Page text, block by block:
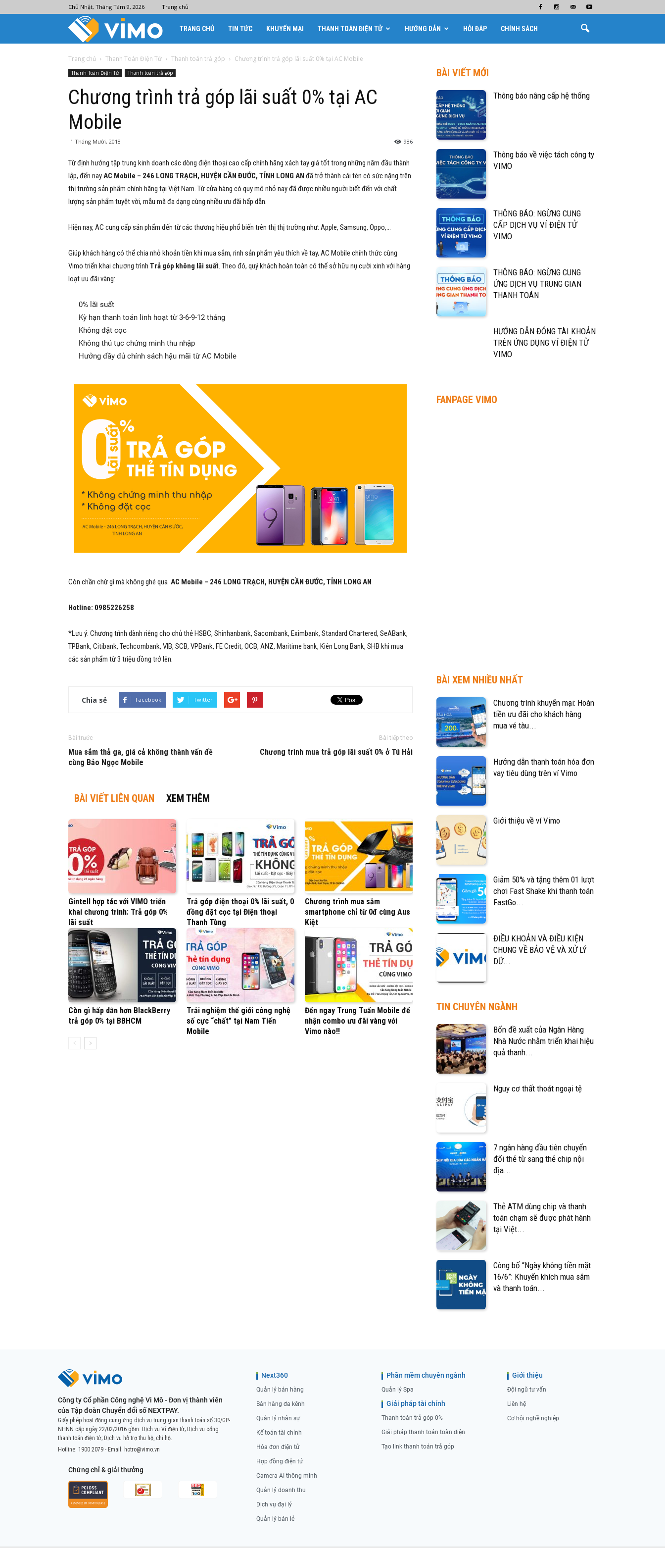
Chủ Nhật, Tháng Tám 9, 2026 Trang chủ
điện
TRANG CHỦ TIN TỨC KHUYẾN MẠI THANH TOÁN ĐIỆN TỬ HƯỚNG DẪN HỎI ĐÁP CHÍNH SÁCH
Trang chủ Thanh Toán Điện Tử Thanh toán trả góp Chương trình trả góp lãi suất 0% tại AC Mobile
Thanh Toán Điện Tử Thanh toán trả góp
Chương trình trả góp lãi suất 0% tại AC
Mobile
1 Tháng Mười, 2018 986
Từ định hướng tập trung kinh doanh các dòng điện thoại cao cấp chính hãng xách tay giá tốt trong những năm đầu thành
lập, đến nayAC Mobile – 246 LONG TRẠCH, HUYỆN CẦN ĐƯỚC, TỈNH LONG AN đã trở thành cái tên có sức nặng trên
thị trường sản phẩm chính hãng tại Việt Nam. Từ cửa hàng có quy mô nhỏ nay đã được nhiều người biết đến với chất
lượng sản phẩm tuyệt vời, mẫu mã đa dạng cùng nhiều ưu đãi hấp dẫn.
Hiện nay, AC cung cấp sản phẩm đến từ các thương hiệu phổ biến trên thị thị trường như: Apple, Samsung, Oppo,…
Giúp khách hàng có thể chia nhỏ khoản tiền khi mua sắm, rinh sản phẩm yêu thích về tay, AC Mobile chính thức cùng
Vimo triển khai chương trình Trả góp không lãi suất. Theo đó, quý khách hoàn toàn có thể sở hữu nụ cười xinh với hàng
loạt ưu đãi vàng:
0% lãi suất
Kỳ hạn thanh toán linh hoạt từ 3-6-9-12 tháng
Không đặt cọc
Không thủ tục chứng minh thu nhập
Hưởng đầy đủ chính sách hậu mãi từ AC Mobile
Còn chần chừ gì mà không ghé qua AC Mobile – 246 LONG TRẠCH, HUYỆN CẦN ĐƯỚC, TỈNH LONG AN
Hotline: 0985226258
*Lưu ý: Chương trình dành riêng cho chủ thẻ HSBC, Shinhanbank, Sacombank, Eximbank, Standard Chartered, SeABank,
TPBank, Citibank, Techcombank, VIB, SCB, VPBank, FE Credit, OCB, ANZ, Maritime bank, Kiên Long Bank, SHB khi mua
các sản phẩm từ 3 triệu đồng trở lên.
Chia sẻ Facebook Twitter
Bài trước
Mua sắm thả ga, giá cả không thành vấn đề
cùng Bảo Ngọc Mobile
Bài tiếp theo
Chương trình mua trả góp lãi suất 0% ở Tú Hải
BÀI VIẾT LIÊN QUAN XEM THÊM
Gintell hợp tác với VIMO triển
khai chương trình: Trả góp 0%
lãi suất
Trả góp điện thoại 0% lãi suất, 0
đồng đặt cọc tại Điện thoại
Thanh Tùng
Chương trình mua sắm
smartphone chỉ từ 0đ cùng Aus
Kiệt
Còn gì hấp dẫn hơn BlackBerry
trả góp 0% tại BBHCM
Trải nghiệm thế giới công nghệ
số cực “chất” tại Nam Tiến
Mobile
Đến ngay Trung Tuấn Mobile để
nhận combo ưu đãi vàng với
Vimo nào!!
BÀI VIẾT MỚI
Thông báo nâng cấp hệ thống
Thông báo về việc tách công ty
VIMO
THÔNG BÁO: NGỪNG CUNG
CẤP DỊCH VỤ VÍ ĐIỆN TỬ
VIMO
THÔNG BÁO: NGỪNG CUNG
ỨNG DỊCH VỤ TRUNG GIAN
THANH TOÁN
HƯỚNG DẪN ĐÓNG TÀI KHOẢN
TRÊN ỨNG DỤNG VÍ ĐIỆN TỬ
VIMO
FANPAGE VIMO
BÀI XEM NHIỀU NHẤT
Chương trình khuyến mại: Hoàn
tiền ưu đãi cho khách hàng
mua vé tàu...
Hướng dẫn thanh toán hóa đơn
vay tiêu dùng trên ví Vimo
Giới thiệu về ví Vimo
Giảm 50% và tặng thêm 01 lượt
chơi Fast Shake khi thanh toán
FastGo...
ĐIỀU KHOẢN VÀ ĐIỀU KIỆN
CHUNG VỀ BẢO VỆ VÀ XỬ LÝ
DỮ...
TIN CHUYÊN NGÀNH
Bốn đề xuất của Ngân Hàng
Nhà Nước nhằm triển khai hiệu
quả thanh...
Nguy cơ thất thoát ngoại tệ
7 ngân hàng đầu tiên chuyển
đổi thẻ từ sang thẻ chip nội
địa...
Thẻ ATM dùng chip và thanh
toán chạm sẽ được phát hành
tại Việt...
Công bố “Ngày không tiền mặt
16/6”: Khuyến khích mua sắm
và thanh toán...
Công ty Cổ phần Công nghệ Vi Mô - Đơn vị thành viên
của Tập đoàn Chuyển đổi số NEXTPAY.
Giấy phép hoạt động cung ứng dịch vụ trung gian thanh toán số 30/GP-
NHNN cấp ngày 22/02/2016 gồm: Dịch vụ Ví điện tử; Dịch vụ cổng
thanh toán điện tử; Dịch vụ hỗ trợ thu hộ, chi hộ.
Hotline: 1900 2079 - Email: hotro@vimo.vn
Chứng chỉ & giải thưởng
Next360
Quản lý bán hàng
Bán hàng đa kênh
Quản lý nhân sự
Kế toán tài chính
Hóa đơn điện tử
Hợp đồng điện tử
Camera AI thông minh
Quản lý doanh thu
Dịch vụ đại lý
Quản lý bán lẻ
Phần mềm chuyên ngành
Quản lý Spa
Giải pháp tài chính
Thanh toán trả góp 0%
Giải pháp thanh toán toàn diện
Tạo link thanh toán trả góp
Giới thiệu
Đội ngũ tư vấn
Liên hệ
Cơ hội nghề nghiệp